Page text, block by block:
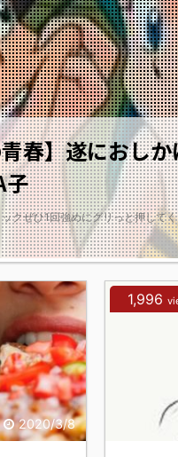
春】遂におし
子
クぜひ1回強めにグリっと押して
2020/3/8
1,996